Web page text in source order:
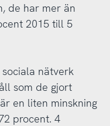
de har mer än
2015 till 5
sociala nätverk
som de gjort
en liten minskning
procent. 4